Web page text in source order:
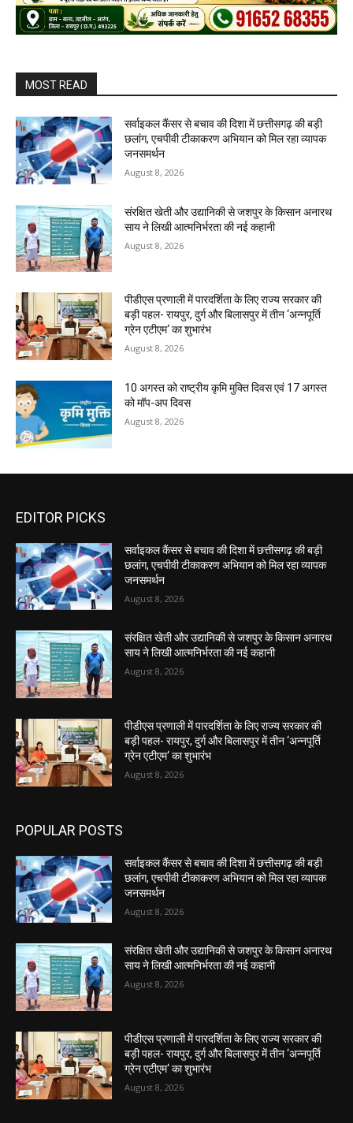
MOST READ
सर्वाइकल कैंसर से बचाव की दिशा में छत्तीसगढ़ की बड़ी
छलांग, एचपीवी टीकाकरण अभियान को मिल रहा व्यापक
जनसमर्थन
August 8, 2026
संरक्षित खेती और उद्यानिकी से जशपुर के किसान अनारथ
साय ने लिखी आत्मनिर्भरता की नई कहानी
August 8, 2026
पीडीएस प्रणाली में पारदर्शिता के लिए राज्य सरकार की
बड़ी पहल- रायपुर, दुर्ग और बिलासपुर में तीन ‘अन्नपूर्ति
ग्रेन एटीएम‘ का शुभारंभ
August 8, 2026
10 अगस्त को राष्ट्रीय कृमि मुक्ति दिवस एवं 17 अगस्त
को मॉप-अप दिवस
August 8, 2026
EDITOR PICKS
सर्वाइकल कैंसर से बचाव की दिशा में छत्तीसगढ़ की बड़ी
छलांग, एचपीवी टीकाकरण अभियान को मिल रहा व्यापक
जनसमर्थन
August 8, 2026
संरक्षित खेती और उद्यानिकी से जशपुर के किसान अनारथ
साय ने लिखी आत्मनिर्भरता की नई कहानी
August 8, 2026
पीडीएस प्रणाली में पारदर्शिता के लिए राज्य सरकार की
बड़ी पहल- रायपुर, दुर्ग और बिलासपुर में तीन ‘अन्नपूर्ति
ग्रेन एटीएम‘ का शुभारंभ
August 8, 2026
POPULAR POSTS
सर्वाइकल कैंसर से बचाव की दिशा में छत्तीसगढ़ की बड़ी
छलांग, एचपीवी टीकाकरण अभियान को मिल रहा व्यापक
जनसमर्थन
August 8, 2026
संरक्षित खेती और उद्यानिकी से जशपुर के किसान अनारथ
साय ने लिखी आत्मनिर्भरता की नई कहानी
August 8, 2026
पीडीएस प्रणाली में पारदर्शिता के लिए राज्य सरकार की
बड़ी पहल- रायपुर, दुर्ग और बिलासपुर में तीन ‘अन्नपूर्ति
ग्रेन एटीएम‘ का शुभारंभ
August 8, 2026